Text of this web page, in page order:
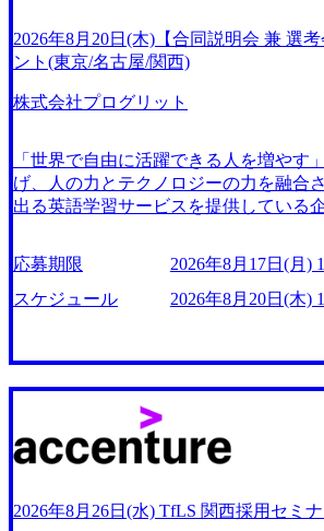
人があり、国際的なビジネス経験を追
成約率は50％と他社の2〜30％を大きく
円、3年目で300万円、4年目で800万円
場研修はオンデマンドで行われ、3年以
めのスキルを学ぶことが可能 2026年8
0(東京・大阪共通) 2026年8月17日(月)
会場共通) 10:00～11:30 会社説明セミナー ※代表の竹内よ
しいたします。 ※竹内は東京会場より
はオンラインにて中継いたします。 12:00～
※上記時間内で個別に面接を実施いた
帯は当日にご案内いたします)。 ● 持ち
遠方からお越しの方には、弊社規定に
0分・WEB実施) ➞ 当日面接(東京会場/
日本M&Aセンター 東京本社 (JR東京駅
徒歩2分) ● 大阪会場 日本M&Aセンター
阪」駅より徒歩4分) ● 学歴 : 大卒以上 ●
営業の有無も問いません)
ntent/dam/accenture/final/accenture-com/
ruiting-Brochure.pdf#zoom=50) 女性の活
w.accenture.com/content/dam/accenture/
ment/women-brochure.pdf#zoom=50) 社
グ (https://www.accenture.com/jp-ja/blogs/
9/00604/021600008/) 規模拡大で成功す
俯瞰マップ】 (https://diamond.jp/
店出身者などマーケティングのトップ
ルタントへ。会社に入って、何が変わっ
nessinsider.jp/post-288838) プラダ:ラグジ
ソナライゼーション (https://
s/song/prada-luxury-product-
ウト支援 (https://www.accenture.com/jp-ja/
taisho-pharmaceutical)(ストラテジー &
トバンク:初のオンライン開催「
ケ&営業のDX実現 (https://
communications-media/softbank)(通信)
請手続きを電子化する「保安ネット」
-service/meti-industry-safety-network)(公共
2026年8月20日(木)【合同説明会 兼 選
ント(東京/名古屋/関西)
株式会社プログリット
「世界で自由に活躍できる人を増やす
げ、人の力とテクノロジーの力を融合
出る英語学習サービスを提供している
ビス『プログリット』に加え、リスニ
たシャドーイングに特化した『シャド
ブスクリプション型のサービスを展開
月に東証グロース市場に上場していま
leapis.com/our-vision-
927114859_cbc62887-8853-46f0-8072-
webp 会社紹介資料 (https://
hiring) プログリットCM (https://youtu.be/
語業界の勢力図は、僕らの成長で大き
トが新ミッション＆バリューに込めた“
5422) 創業3年で売り上げ17億。プログ
悟 (https://forbesjapan.com/articles/detail/
応募期限
2026年8月17日(月)
スケジュール
2026年8月20日(木)
2026年8月26日(水) TfLS 関西採用セミ